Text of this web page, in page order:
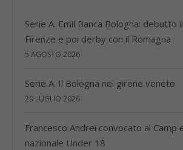
Serie A. Emil Banca Bologna: debutto
Firenze e poi derby con il Romagna
5 AGOSTO 2026
Serie A. Il Bologna nel girone veneto
29 LUGLIO 2026
Francesco Andrei convocato al Camp
nazionale Under 18